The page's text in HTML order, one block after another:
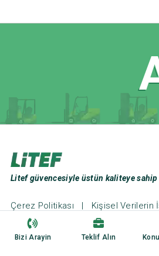
Bizi Arayin Teklif Alın
Litef güvencesiyle üstün kaliteye
Çerez Politikası |
Kişisel Verilerin
Web Tasarım ve Seo: Türk Bilişim
Copyright ©2023 Litef Forklift All